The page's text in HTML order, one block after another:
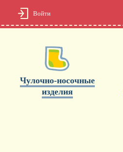
Войти
Чулочно-носочные
изделия